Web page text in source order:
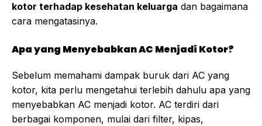
kotor terhadap kesehatan keluarga dan bagaimana
cara mengatasinya.
Apa yang Menyebabkan AC Menjadi Kotor?
Sebelum memahami dampak buruk dari AC yang
kotor, kita perlu mengetahui terlebih dahulu apa yang
menyebabkan AC menjadi kotor. AC terdiri dari
berbagai komponen, mulai dari filter, kipas,